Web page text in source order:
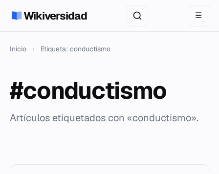
Wikiversidad ☰
Inicio › Etiqueta: conductismo
#conductismo
Artículos etiquetados con «conductismo».